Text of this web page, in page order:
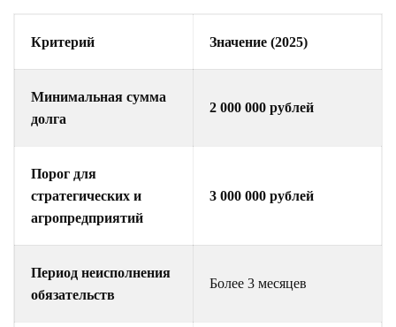
Критерий Значение (2025)
Минимальная сумма
долга
2 000 000 рублей
Порог для
стратегических и
агропредприятий
3 000 000 рублей
Период неисполнения
обязательств
Более 3 месяцев